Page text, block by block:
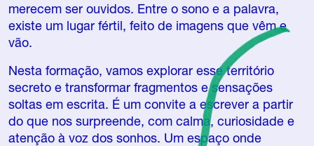
merecem ser ouvidos. Entre o sono e a palavra,
existe um lugar fértil, feito de imagens que vêm e
vão.
Nesta formação, vamos explorar esse território
secreto e transformar fragmentos e sensações
soltas em escrita. É um convite a escrever a partir
do que nos surpreende, com calma, curiosidade e
atenção à voz dos sonhos. Um espaço onde